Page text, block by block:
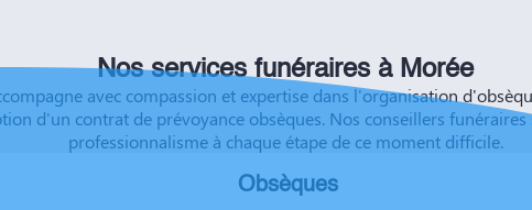
Nos services funéraires à Morée
avec compassion et expertise dans l'organisation
d'un contrat de prévoyance obsèques. Nos conseillers
professionnalisme à chaque étape de ce moment difficile.
Obsèques